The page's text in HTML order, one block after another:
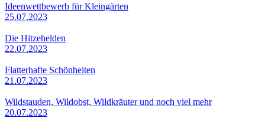
Ideenwettbewerb für Kleingärten
25.07.2023
Die Hitzehelden
22.07.2023
Flatterhafte Schönheiten
21.07.2023
Wildstauden, Wildobst, Wildkräuter und noch viel mehr
20.07.2023